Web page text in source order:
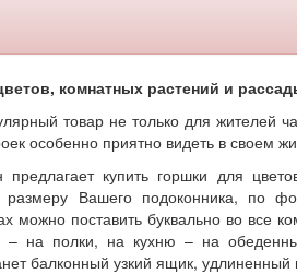
комнатных растений и
товар не только для жителей
особенно приятно видеть в своем
купить горшки для
Вашего подоконника, по
можно поставить буквально во все
– на полки, на кухню – на
балконный узкий ящик, удлиненный